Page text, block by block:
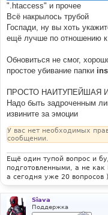
".htaccess" и прочее
Всё накрылось трубой
Госпади, ну вы хоть
ещё лучше по отношению
Обновиться не смог,
простое убивание папки
ПРОСТО НАИТУПЕЙШАЯ
Надо быть задроченным
извините за эмоции
У вас нет необходимых
сообщении.
Ещё один тупой вопрос и
подготовленными, а не
а сегодня уже 20 вопросов
Siava
Поддержка